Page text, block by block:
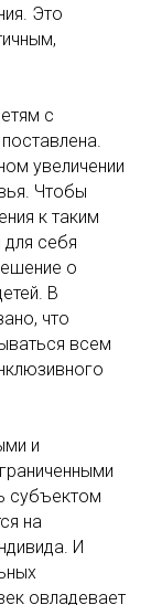
Это
с
увеличении
Чтобы
к таким
себя
о
В
что
всем
и
субъектом
на
И
овладевает